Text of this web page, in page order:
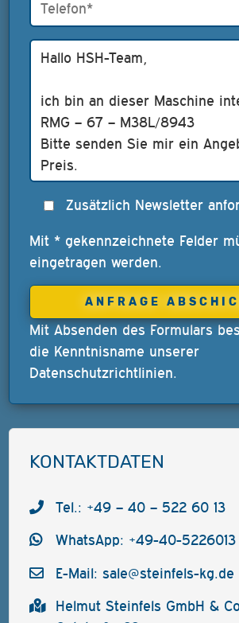
Zusätzlich Newsletter
Mit * gekennzeichnete Felder
eingetragen werden.
Mit Absenden des Formulars
die Kenntnisname unserer
Datenschutzrichtlinien.
KONTAKTDATEN
Tel.: +49 – 40 – 522 60 13
WhatsApp: +49-40-5226013
E-Mail: sale@steinfels-kg.de
Helmut Steinfels GmbH &